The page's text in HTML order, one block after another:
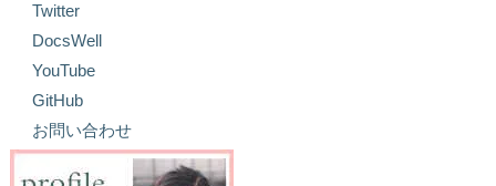
Twitter
DocsWell
YouTube
GitHub
お問い合わせ